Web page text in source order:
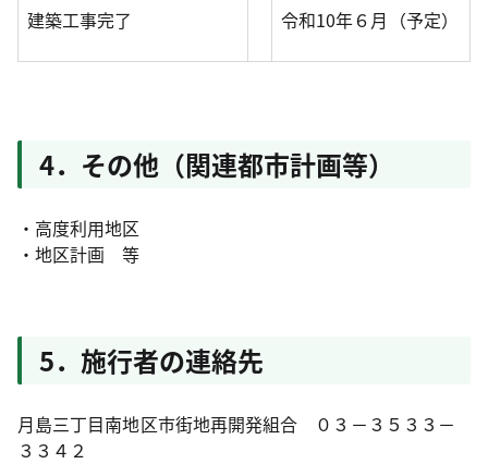
建築工事完了 令和10年６月（予定）
4．その他（関連都市計画等）
・高度利用地区
・地区計画 等
5．施行者の連絡先
月島三丁目南地区市街地再開発組合 ０３－３５３３－
３３４２